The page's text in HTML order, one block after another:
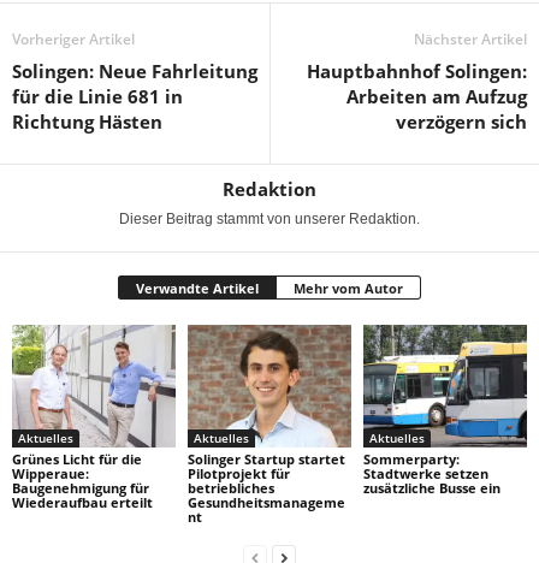
Vorheriger Artikel
Solingen: Neue Fahrleitung
für die Linie 681 in
Richtung Hästen
Nächster Artikel
Hauptbahnhof Solingen:
Arbeiten am Aufzug
verzögern sich
Redaktion
Dieser Beitrag stammt von unserer Redaktion.
Verwandte Artikel Mehr vom Autor
Aktuelles
Grünes Licht für die
Wipperaue:
Baugenehmigung für
Wiederaufbau erteilt
Aktuelles
Solinger Startup startet
Pilotprojekt für
betriebliches
Gesundheitsmanageme
nt
Aktuelles
Sommerparty:
Stadtwerke setzen
zusätzliche Busse ein